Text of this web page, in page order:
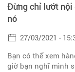
Đừng chỉ lướt nội
nó
27/03/2021 -
Bạn có thể xem
giờ bạn nghĩ mình